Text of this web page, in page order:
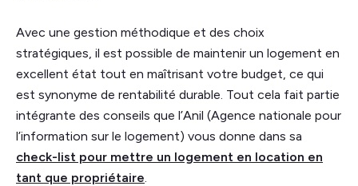
Avec une gestion méthodique et des choix
stratégiques, il est possible de maintenir un logement en
excellent état tout en maîtrisant votre budget, ce qui
est synonyme de rentabilité durable. Tout cela fait partie
intégrante des conseils que l’Anil (Agence nationale pour
l’information sur le logement) vous donne dans sa
check-list pour mettre un logement en location en
tant que propriétaire